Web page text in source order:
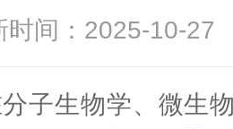
时间：2025-10-
生物学、微生物